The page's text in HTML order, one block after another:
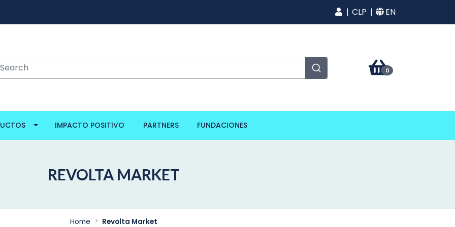
CLP EN
0
IMPACTO POSITIVO PARTNERS FUNDACIONES
REVOLTA MARKET
Home Revolta Market